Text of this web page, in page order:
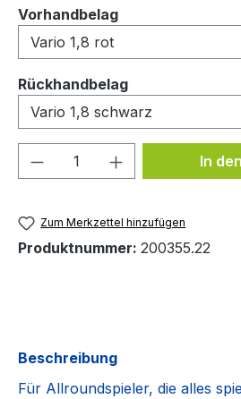
Vorhandbelagauswählen
Rückhandbelagauswählen
Produkt Anzahl: Gib
In
Zum Merkzettel hinzufügen
Produktnummer: 200355.22
Beschreibung
Für Allroundspieler, die alles